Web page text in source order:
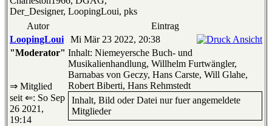
Der_Designer, LoopingLoui, pks
Autor
Eintrag
LoopingLoui
Mi Mär 23 2022, 20:38
"Moderator"
⇒ Mitglied
seit ⇐: So Sep
26 2021,
19:14
Inhalt: Niemeyersche Buch- und
Musikalienhandlung, Willhelm Furtwängler,
Barnabas von Geczy, Hans Carste, Will Glahe,
Robert Biberti, Hans Rehmstedt
Inhalt, Bild oder Datei nur fuer angemeldete
Mitglieder